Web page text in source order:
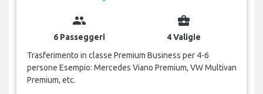
group
6 Passeggeri
business_center
4 Valigie
Trasferimento in classe Premium Business per 4-6
persone Esempio: Mercedes Viano Premium, VW Multivan
Premium, etc.